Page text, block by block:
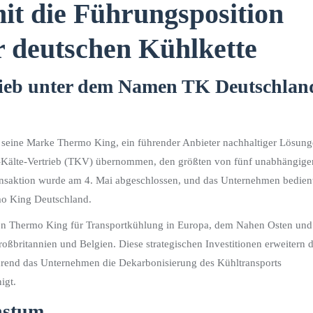
die Führungsposition
Kühlkette
unter dem Namen TK
Marke Thermo King, ein führender Anbieter nachhaltiger
Vertrieb (TKV) übernommen, den größten von fünf
wurde am 4. Mai abgeschlossen, und das Unternehmen
King Deutschland.
Thermo King für Transportkühlung in Europa, dem Nahen Osten und
und Belgien. Diese strategischen Investitionen erweitern
das Unternehmen die Dekarbonisierung des Kühltransports